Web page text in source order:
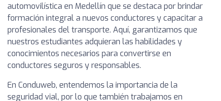
automovilística en Medellín que se destaca por brindar
formación integral a nuevos conductores y capacitar a
profesionales del transporte. Aquí, garantizamos que
nuestros estudiantes adquieran las habilidades y
conocimientos necesarios para convertirse en
conductores seguros y responsables.
En Conduweb, entendemos la importancia de la
seguridad vial, por lo que también trabajamos en